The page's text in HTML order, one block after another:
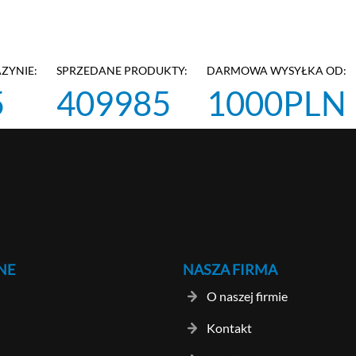
SPRZEDANE PRODUKTY:
409985
DARMOWA WYSYŁKA OD:
1000PLN
NASZA FIRMA
O naszej firmie
Kontakt